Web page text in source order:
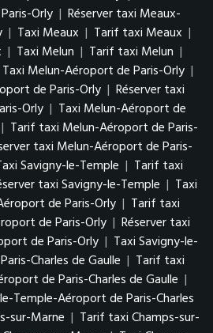
Orly | Réserver taxi Meaux-
| Taxi Meaux | Tarif taxi Meaux |
| Taxi Melun | Tarif taxi Melun |
Taxi Melun-Aéroport de Paris-Orly |
de Paris-Orly | Réserver taxi
Orly | Taxi Melun-Aéroport de
| Tarif taxi Melun-Aéroport de Paris-
taxi Melun-Aéroport de Paris-
Savigny-le-Temple | Tarif taxi
taxi Savigny-le-Temple | Taxi
de Paris-Orly | Tarif taxi
de Paris-Orly | Réserver taxi
de Paris-Orly | Taxi Savigny-le-
Charles de Gaulle | Tarif taxi
de Paris-Charles de Gaulle |
Temple-Aéroport de Paris-Charles
sur-Marne | Tarif taxi Champs-sur-